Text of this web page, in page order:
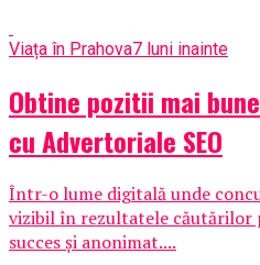
Viața în Prahova7 luni inainte
Obtine pozitii mai
cu Advertoriale SEO
Într-o lume digitală unde
vizibil în rezultatele căutărilor
succes și anonimat....